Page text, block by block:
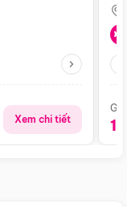
Xem chi tiết